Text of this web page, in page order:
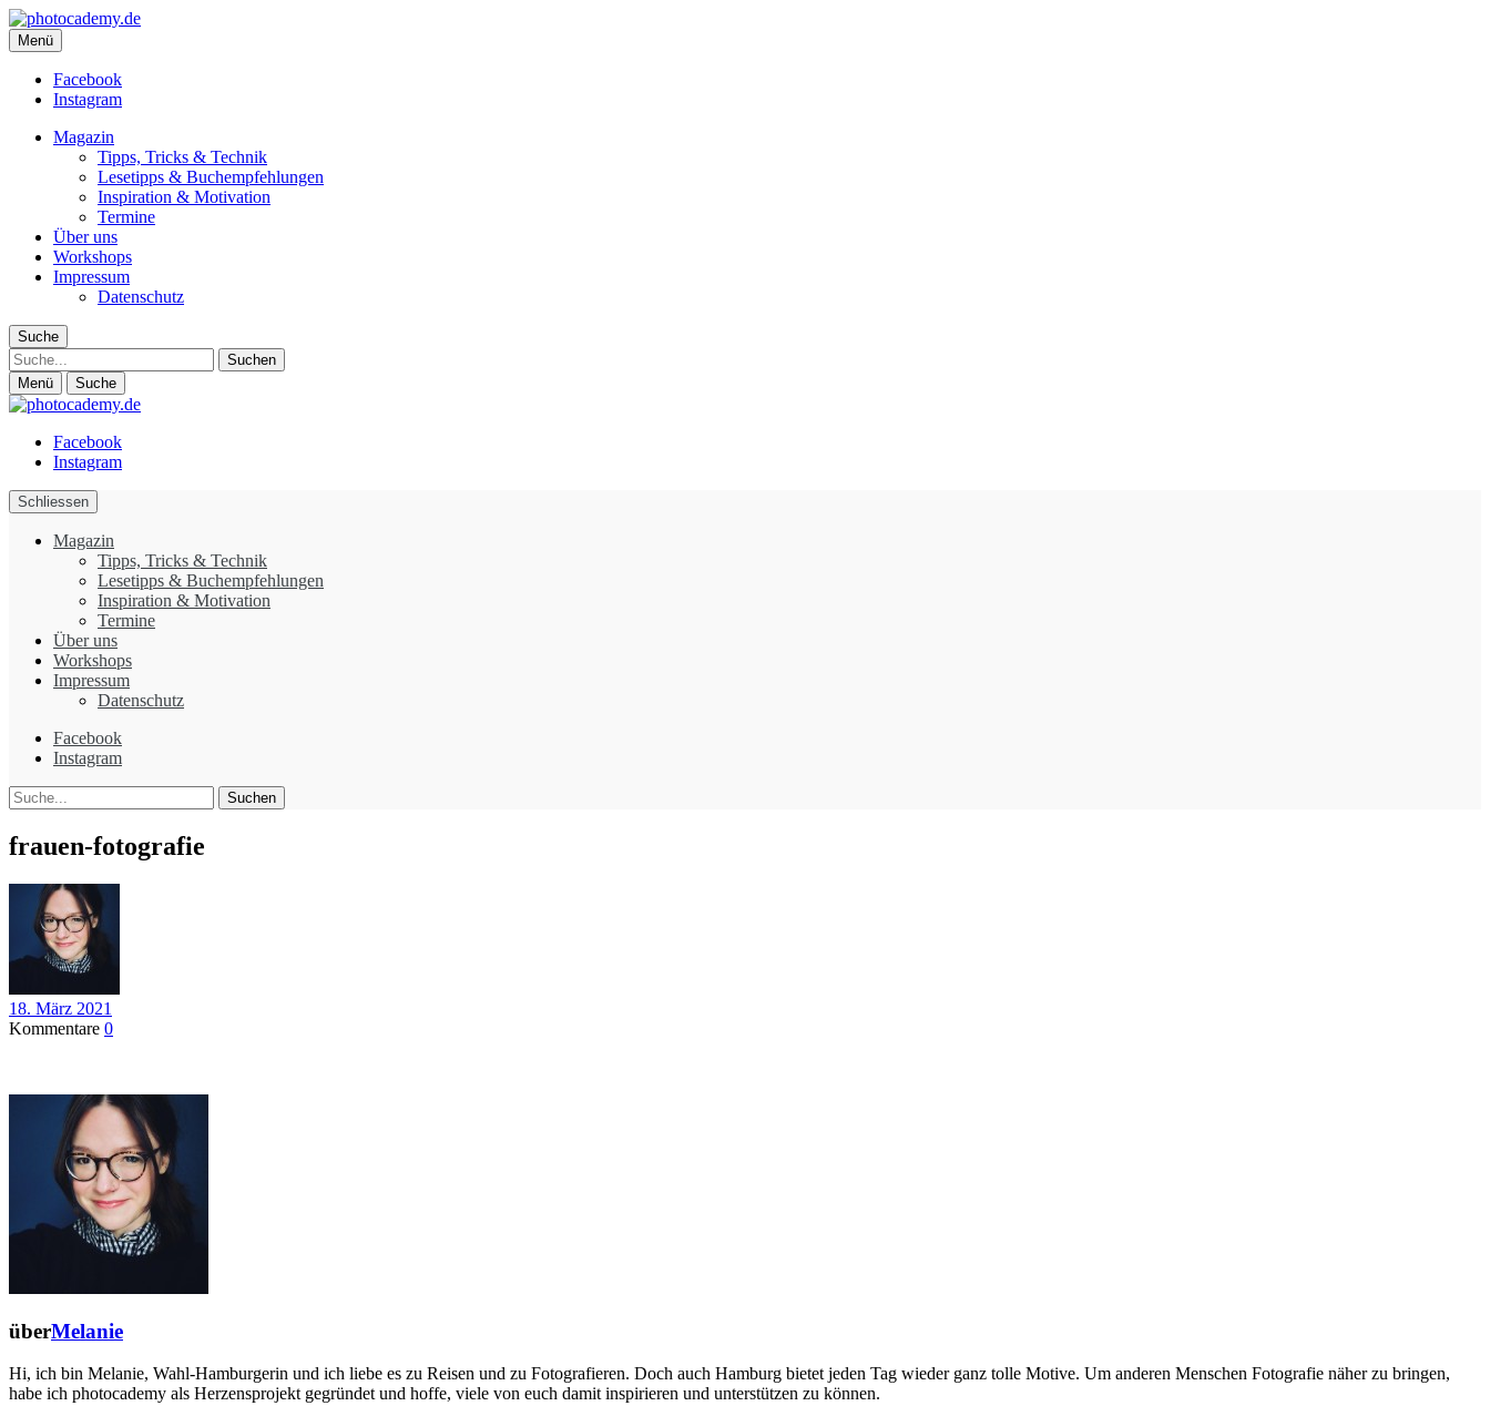
photocademy.de
Fotografie-Magazin für alle, die mehr Inspiration und weniger Technik wollen
Menü
Facebook
Instagram
Magazin
Tipps, Tricks & Technik
Lesetipps & Buchempfehlungen
Inspiration & Motivation
Termine
Über uns
Workshops
Impressum
Datenschutz
Suche
Suche
Menü Suche
Facebook
Instagram
Schliessen
Magazin
Tipps, Tricks & Technik
Lesetipps & Buchempfehlungen
Inspiration & Motivation
Termine
Über uns
Workshops
Impressum
Datenschutz
Facebook
Instagram
Suche
frauen-fotografie
18. März 2021
Kommentare 0
überMelanie
Hi, ich bin Melanie, Wahl-Hamburgerin und ich liebe es zu Reisen und zu Fotografieren. Doch auch Hamburg bietet jeden Tag wieder ganz tolle Motive. Um anderen Menschen Fotografie näher zu bringen,
habe ich photocademy als Herzensprojekt gegründet und hoffe, viele von euch damit inspirieren und unterstützen zu können.